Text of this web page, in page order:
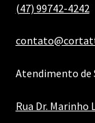
(47) 99742-4242
Atendimento de
Rua Dr. Marinho